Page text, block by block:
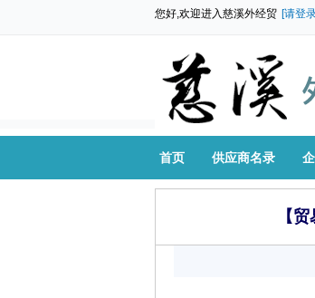
您好,欢迎进入慈溪外经贸 [请登
首页 供应商名录
【